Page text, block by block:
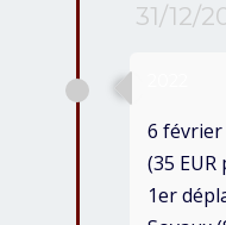
31/12/
6 février
(35
1er